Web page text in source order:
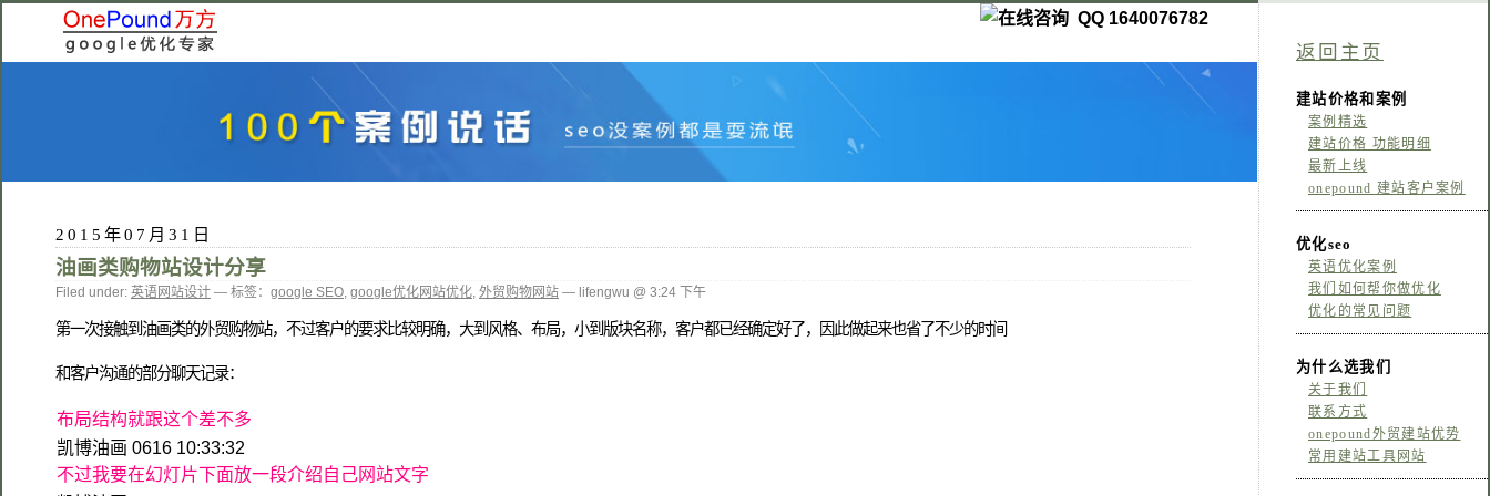
QQ 1640076782
2015年07月31日
油画类购物站设计分享
Filed under: 英语网站设计 — 标签： google SEO, google优化网站优化, 外贸购物网站 — lifengwu @ 3:24 下午
第一次接触到油画类的外贸购物站，不过客户的要求比较明确，大到风格、布局，小到版块名称，客户都已经确定好了，因此做起来也省了不少的时间
和客户沟通的部分聊天记录：
布局结构就跟这个差不多
凯博油画 0616 10:33:32
不过我要在幻灯片下面放一段介绍自己网站文字
返回主页
建站价格和案例
案例精选
建站价格 功能明细
最新上线
onepound 建站客户案例
优化seo
英语优化案例
我们如何帮你做优化
优化的常见问题
为什么选我们
关于我们
联系方式
onepound外贸建站优势
常用建站工具网站